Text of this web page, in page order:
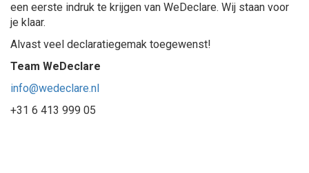
een eerste indruk te krijgen van WeDeclare. Wij staan voor
je klaar.
Alvast veel declaratiegemak toegewenst!
Team WeDeclare
info@wedeclare.nl
+31 6 413 999 05